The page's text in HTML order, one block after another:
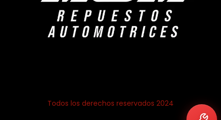
Todos los derechos reservados 2024